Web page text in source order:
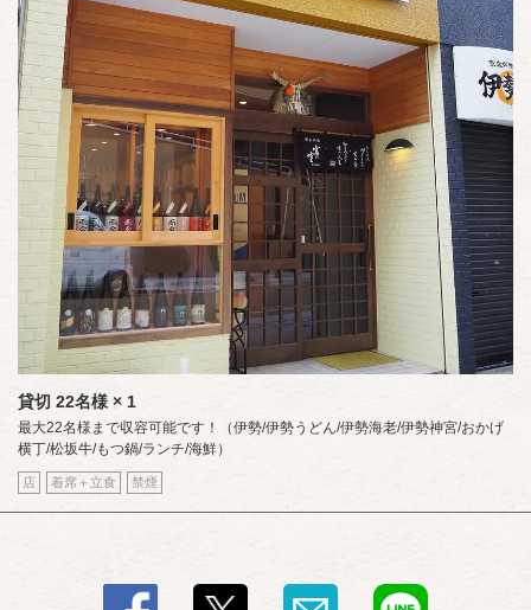
貸切 22名様 × 1
最大22名様まで収容可能です！（伊勢/伊勢うどん/伊勢海老/伊勢神宮/おかげ
横丁/松坂牛/もつ鍋/ランチ/海鮮）
店 着席＋立食 禁煙